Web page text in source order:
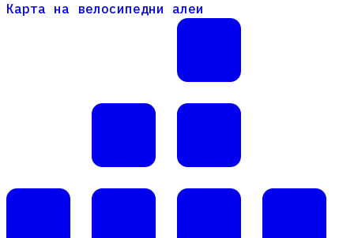
Карта на велосипедни алеи
Карта на велосипедни алеи